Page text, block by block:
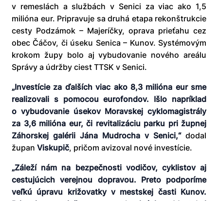
v remeslách a službách v Senici za viac ako 1,5
milióna eur. Pripravuje sa druhá etapa rekonštrukcie
cesty Podzámok – Majeríčky, oprava prieťahu cez
obec Čáčov, či úseku Senica – Kunov. Systémovým
krokom župy bolo aj vybudovanie nového areálu
Správy a údržby ciest TTSK v Senici.
„Investície za ďalších viac ako 8,3 milióna eur sme
realizovali s pomocou eurofondov. Išlo napríklad
o vybudovanie úsekov Moravskej cyklomagistrály
za 3,6 milióna eur, či revitalizáciu parku pri župnej
Záhorskej galérii Jána Mudrocha v Senici,“ dodal
župan Viskupič, pričom avizoval nové investície.
„Záleží nám na bezpečnosti vodičov, cyklistov aj
cestujúcich verejnou dopravou. Preto podporíme
veľkú úpravu križovatky v mestskej časti Kunov.